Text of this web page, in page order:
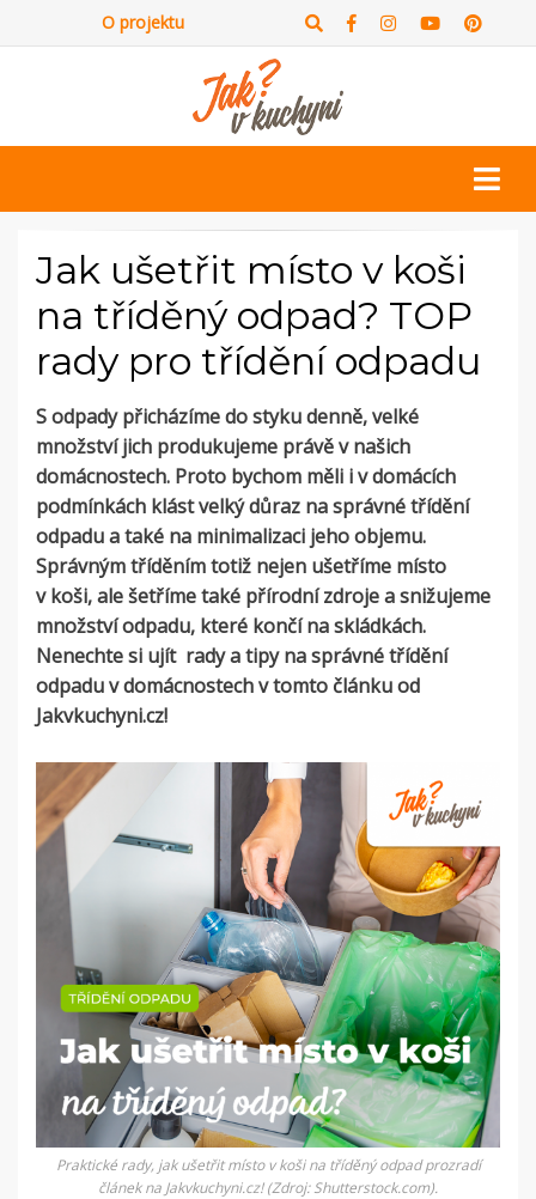
O projektu
Jak ušetřit místo v koši
na tříděný odpad? TOP
rady pro třídění odpadu
S odpady přicházíme do styku denně, velké
množství jich produkujeme právě v našich
domácnostech. Proto bychom měli i v domácích
podmínkách klást velký důraz na správné třídění
odpadu a také na minimalizaci jeho objemu.
Správným tříděním totiž nejen ušetříme místo
v koši, ale šetříme také přírodní zdroje a snižujeme
množství odpadu, které končí na skládkách.
Nenechte si ujít rady a tipy na správné třídění
odpadu v domácnostech v tomto článku od
Jakvkuchyni.cz!
Praktické rady, jak ušetřit místo v koši na tříděný odpad prozradí
článek na Jakvkuchyni.cz! (Zdroj: Shutterstock.com).